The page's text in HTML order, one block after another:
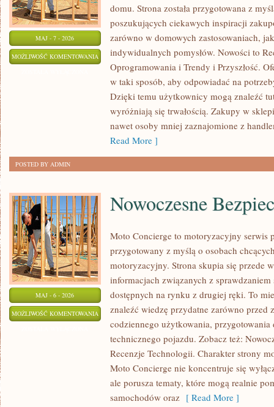
MAJ - 7 - 2026
MOŻLIWOŚĆ KOMENTOWANIA NOWE
TECHNOLOGIE
domu. Strona została przygotowana z
poszukujących ciekawych inspiracji
zarówno w domowych zastosowaniach,
indywidualnych pomysłów. Nowości to
Oprogramowania i Trendy i Przyszłość.
w taki sposób, aby odpowiadać na
Dzięki temu użytkownicy mogą znaleźć
wyróżniają się trwałością. Zakupy w
nawet osoby mniej zaznajomione z
Read More ]
POSTED BY ADMIN
MAJ - 6 - 2026
MOŻLIWOŚĆ KOMENTOWANIA NOWOCZESNE
BEZPIECZEŃSTWO
Nowoczesne
Moto Concierge to motoryzacyjny serwis
przygotowany z myślą o osobach
motoryzacyjny. Strona skupia się przede
informacjach związanych z sprawdzaniem
dostępnych na rynku z drugiej ręki. To
znaleźć wiedzę przydatne zarówno przed
codziennego użytkowania,
technicznego pojazdu. Zobacz też:
Recenzje Technologii. Charakter strony
Moto Concierge nie koncentruje się
ale porusza tematy, które mogą realnie
samochodów oraz [ Read More ]